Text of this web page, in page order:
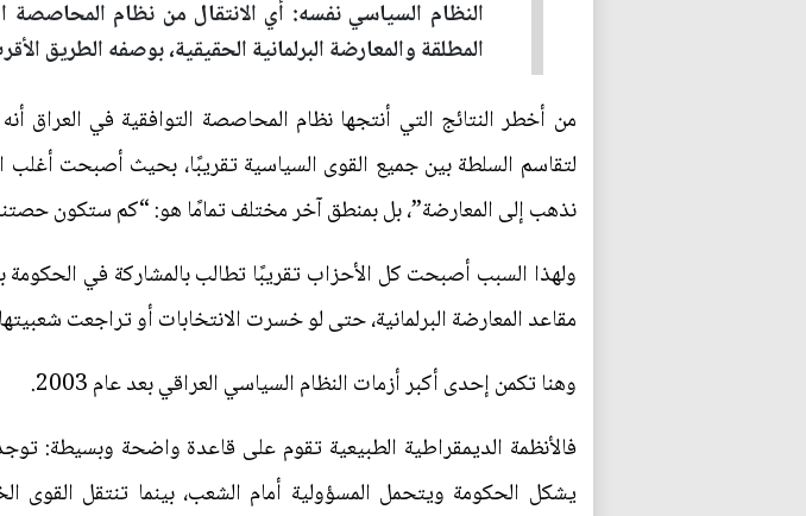
النظام السياسي نفسه: أي الانتقال من نظام المحاصصة
المطلقة والمعارضة البرلمانية الحقيقية، بوصفه الطريق
من أخطر النتائج التي أنتجها نظام المحاصصة التوافقية في
لتقاسم السلطة بين جميع القوى السياسية تقريبًا، بحيث أصبحت أغلب
نذهب إلى المعارضة”، بل بمنطق آخر مختلف تمامًا هو: “كم ستكون
ولهذا السبب أصبحت كل الأحزاب تقريبًا تطالب بالمشاركة في
مقاعد المعارضة البرلمانية، حتى لو خسرت الانتخابات أو تراجعت
وهنا تكمن إحدى أكبر أزمات النظام السياسي العراقي بعد عام 2003.
فالأنظمة الديمقراطية الطبيعية تقوم على قاعدة واضحة وبسيطة:
يشكل الحكومة ويتحمل المسؤولية أمام الشعب، بينما تنتقل القوى